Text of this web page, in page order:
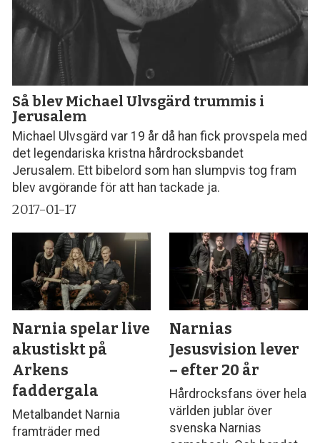
Så blev Michael Ulvsgärd trummis i
Jerusalem
Michael Ulvsgärd var 19 år då han fick provspela med
det legendariska kristna hårdrocksbandet
Jerusalem. Ett bibelord som han slumpvis tog fram
blev avgörande för att han tackade ja.
2017-01-17
Narnia spelar live
akustiskt på
Arkens
faddergala
Metalbandet Narnia
framträder med
Narnias
Jesusvision lever
– efter 20 år
Hårdrocksfans över hela
världen jublar över
svenska Narnias